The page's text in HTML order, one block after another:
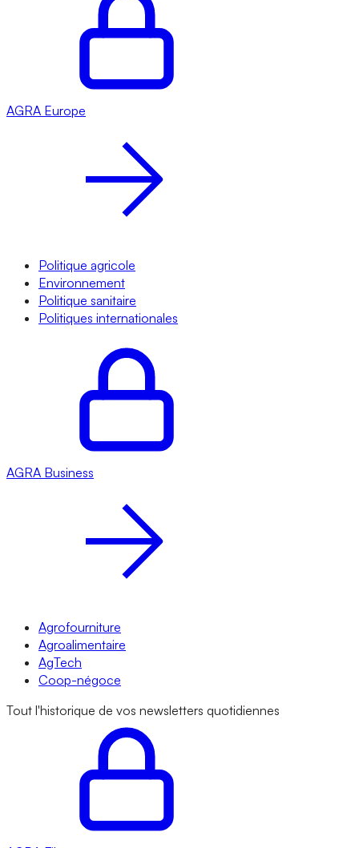
AGRA Europe
Politique agricole
Environnement
Politique sanitaire
Politiques internationales
AGRA Business
Agrofourniture
Agroalimentaire
AgTech
Coop-négoce
Tout l'historique de vos newsletters quotidiennes